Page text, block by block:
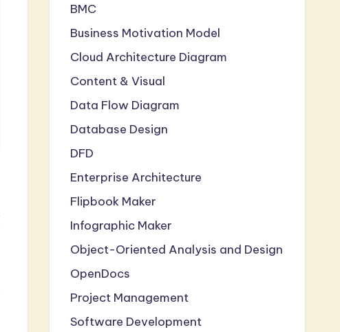
BMC
Business Motivation Model
Cloud Architecture Diagram
Content & Visual
Data Flow Diagram
Database Design
DFD
Enterprise Architecture
Flipbook Maker
Infographic Maker
Object-Oriented Analysis and Design
OpenDocs
Project Management
Software Development